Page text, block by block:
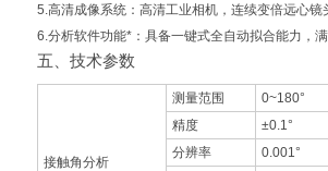
5.高清成像系统：高清工业相机，连续变倍远心镜
6.分析软件功能*：具备一键式全自动拟合能力，
五、技术参数
接触角分析
测量范围
0~180°
精度
±0.1°
分辨率
0.001°